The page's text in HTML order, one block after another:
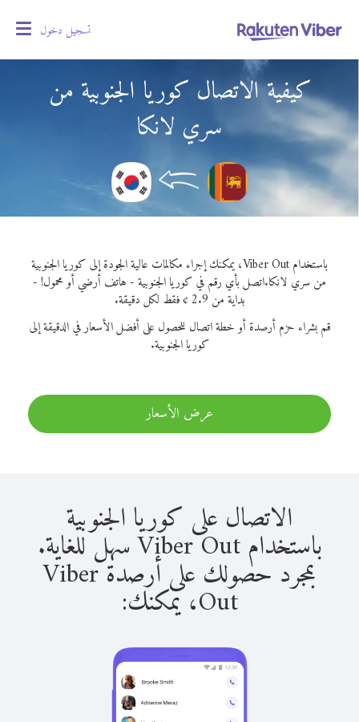
تسجيل دخول
كيفية الاتصال كوريا الجنوبية من
سري لانكا
باستخدام Viber Out، يمكنك إجراء مكالمات عالية الجودة إلى كوريا الجنوبية
من سري لانكا.اتصل بأي رقم في كوريا الجنوبية - هاتف أرضي أو محمول! -
بداية من 2.9 ¢ فقط لكل دقيقة.
قم بشراء حزم أرصدة أو خطة اتصال للحصول على أفضل الأسعار في الدقيقة إلى
كوريا الجنوبية.
عرض الأسعار
الاتصال على كوريا الجنوبية
باستخدام Viber Out سهل للغاية.
بمجرد حصولك على أرصدة Viber
Out، يمكنك: